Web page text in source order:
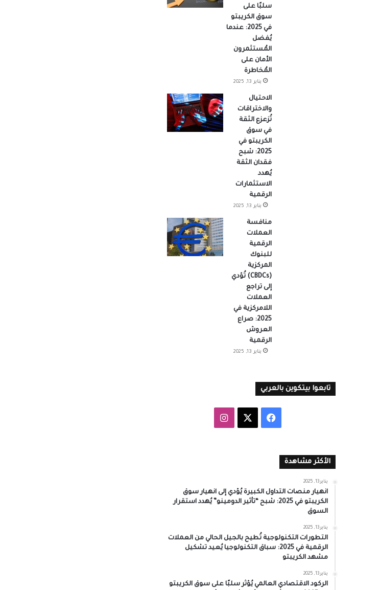
سلبًا على
سوق الكريبتو
في 2025: عندما
يُفضل
المُستثمرون
الأمان على
المُخاطرة
يناير 13, 2025
الاحتيال
والاختراقات
تُزعزع الثقة
في سوق
الكريبتو في
2025: شبح
فقدان الثقة
يُهدد
الاستثمارات
الرقمية
يناير 13, 2025
منافسة
العملات
الرقمية
للبنوك
المركزية
(CBDCs) تُؤدي
إلى تراجع
العملات
اللامركزية في
2025: صراع
العروش
الرقمية
يناير 13, 2025
تابعوا بيتكوين بالعربي
فيسبوك انستقرام
الأكثر مشاهدة
يناير 13, 2025
انهيار منصات التداول الكبيرة يُؤدي إلى انهيار سوق
الكريبتو في 2025: شبح “تأثير الدومينو” يُهدد استقرار
السوق
يناير 13, 2025
التطورات التكنولوجية تُطيح بالجيل الحالي من العملات
الرقمية في 2025: سباق التكنولوجيا يُعيد تشكيل
مشهد الكريبتو
يناير 13, 2025
الركود الاقتصادي العالمي يُؤثر سلبًا على سوق الكريبتو